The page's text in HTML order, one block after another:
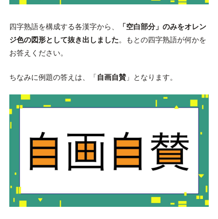
四字熟語を構成する各漢字から、
「空白部分」のみをオレン
ジ色の図形として抜き出しました。もとの四字熟語が何かを
お答えください。
ちなみに例題の答えは、「自画自賛」となります。